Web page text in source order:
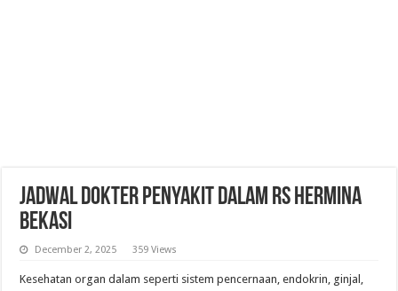
Jadwal Dokter Penyakit Dalam RS Hermina
Bekasi
December 2, 2025 359 Views
Kesehatan organ dalam seperti sistem pencernaan, endokrin, ginjal,